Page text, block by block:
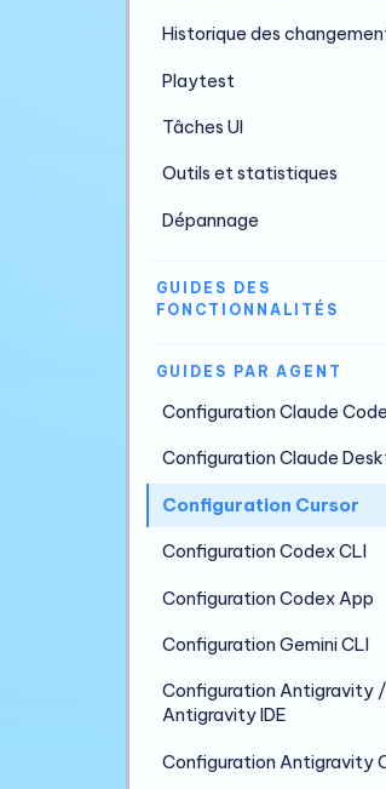
Historique des
Playtest
Tâches UI
Outils et statistiques
Dépannage
GUIDES DES
FONCTIONNALITÉS
GUIDES PAR AGENT
Configuration Claude Code
Configuration Claude
Configuration Cursor
Configuration Codex CLI
Configuration Codex App
Configuration Gemini CLI
Configuration Antigravity /
Antigravity IDE
Configuration Antigravity